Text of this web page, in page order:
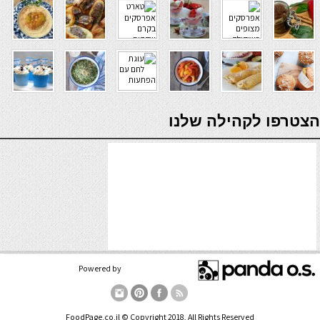
#48879
סלמון ברוטב חרדל וסילאן
9 באפריל 2018 #39078
סטייק קרפיון עם רוטב
פלפלים בנוסח סיציליה
#30349
דגים ברוטב לימון, כוסברה
ועגבניה
verde casino
הצטרפו לקהילה שלנו
Powered by
FoodPage.co.il © Copyright 2018, All Rights Reserved